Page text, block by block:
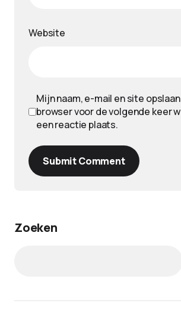
Website
Mijn naam, e-mail en site
browser voor de volgende keer
een reactie plaats.
Submit Comment
Zoeken